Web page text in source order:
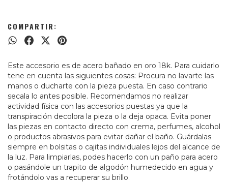
COMPARTIR:
Este accesorio es de acero bañado en oro 18k. Para cuidarlo
tene en cuenta las siguientes cosas: Procura no lavarte las
manos o ducharte con la pieza puesta. En caso contrario
secala lo antes posible. Recomendamos no realizar
actividad física con las accesorios puestas ya que la
transpiración decolora la pieza o la deja opaca. Evita poner
las piezas en contacto directo con crema, perfumes, alcohol
o productos abrasivos para evitar dañar el baño. Guárdalas
siempre en bolsitas o cajitas individuales lejos del alcance de
la luz. Para limpiarlas, podes hacerlo con un paño para acero
o pasándole un trapito de algodón humedecido en agua y
frotándolo vas a recuperar su brillo.